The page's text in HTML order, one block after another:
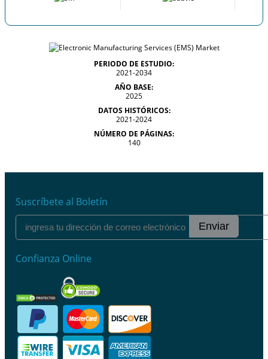
PERIODO DE ESTUDIO:
2021-2034
AÑO BASE:
2025
DATOS HISTÓRICOS:
2021-2024
NÚMERO DE PÁGINAS:
140
Suscríbete al Boletín
Enviar
Confianza Online